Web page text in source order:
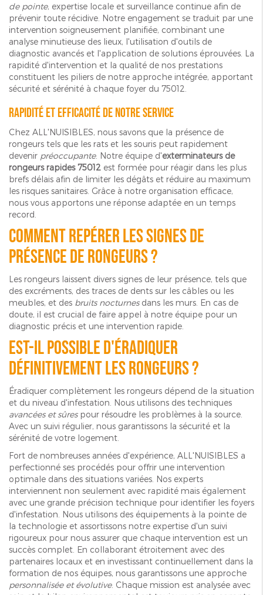
de pointe, expertise locale et surveillance continue afin de
prévenir toute récidive. Notre engagement se traduit par une
intervention soigneusement planifiée, combinant une
analyse minutieuse des lieux, l'utilisation d'outils de
diagnostic avancés et l'application de solutions éprouvées. La
rapidité d'intervention et la qualité de nos prestations
constituent les piliers de notre approche intégrée, apportant
sécurité et sérénité à chaque foyer du 75012.
Rapidité et efficacité de notre service
Chez ALL'NUISIBLES, nous savons que la présence de
rongeurs tels que les rats et les souris peut rapidement
devenir préoccupante. Notre équipe d'exterminateurs de
rongeurs rapides 75012 est formée pour réagir dans les plus
brefs délais afin de limiter les dégâts et réduire au maximum
les risques sanitaires. Grâce à notre organisation efficace,
nous vous apportons une réponse adaptée en un temps
record.
Comment repérer les signes de
présence de rongeurs ?
Les rongeurs laissent divers signes de leur présence, tels que
des excréments, des traces de dents sur les câbles ou les
meubles, et des bruits nocturnesdans les murs. En cas de
doute, il est crucial de faire appel à notre équipe pour un
diagnostic précis et une intervention rapide.
Est-il possible d'éradiquer
définitivement les rongeurs ?
Éradiquer complètement les rongeurs dépend de la situation
et du niveau d'infestation. Nous utilisons des techniques
avancées et sûrespour résoudre les problèmes à la source.
Avec un suivi régulier, nous garantissons la sécurité et la
sérénité de votre logement.
Fort de nombreuses années d'expérience, ALL'NUISIBLES a
perfectionné ses procédés pour offrir une intervention
optimale dans des situations variées. Nos experts
interviennent non seulement avec rapidité mais également
avec une grande précision technique pour identifier les foyers
d'infestation. Nous utilisons des équipements à la pointe de
la technologie et assortissons notre expertise d'un suivi
rigoureux pour nous assurer que chaque intervention est un
succès complet. En collaborant étroitement avec des
partenaires locaux et en investissant continuellement dans la
formation de nos équipes, nous garantissons une approche
personnalisée et évolutive. Chaque mission est analysée avec